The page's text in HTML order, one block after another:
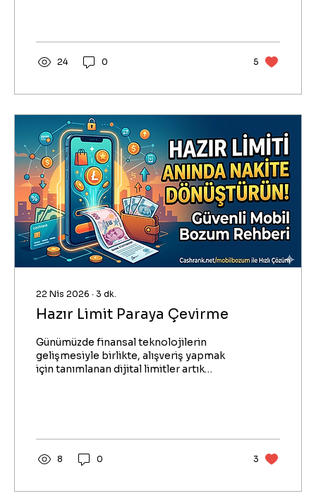
bulmak hayati önem taşıyor
24 0 5
22 Nis 2026 ∙ 3 dk.
Hazır Limit Paraya Çevirme
Günümüzde finansal teknolojilerin
gelişmesiyle birlikte, alışveriş yapmak
için tanımlanan dijital limitler artık
kendilerine sunulan bu bakiyeleri
8 0 3